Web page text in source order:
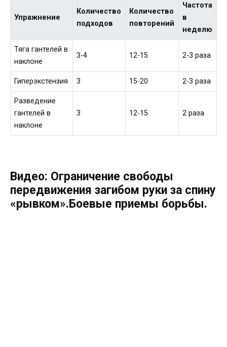
Упражнение
Количество
подходов
Количество
повторений
Частота
в
неделю
Тяга гантелей в
наклоне
3-4 12-15 2-3 раза
Гиперэкстензия 3 15-20 2-3 раза
Разведение
гантелей в
наклоне
3 12-15 2 раза
Видео: Ограничение свободы
передвижения загибом руки за спину
«рывком».Боевые приемы борьбы.